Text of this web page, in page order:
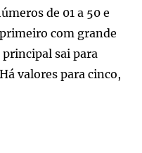
de 01 a 50 e
com grande
sai para
valores para cinco,